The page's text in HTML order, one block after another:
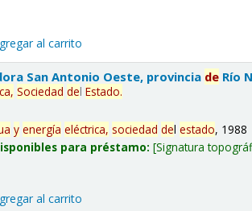
al carrito
San Antonio Oeste, provincia de Río
Sociedad delEstado.
y energía eléctrica, sociedad delestado, 1988
para préstamo: Signatura
al carrito